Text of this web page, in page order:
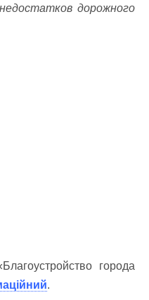
дорожного
города
.